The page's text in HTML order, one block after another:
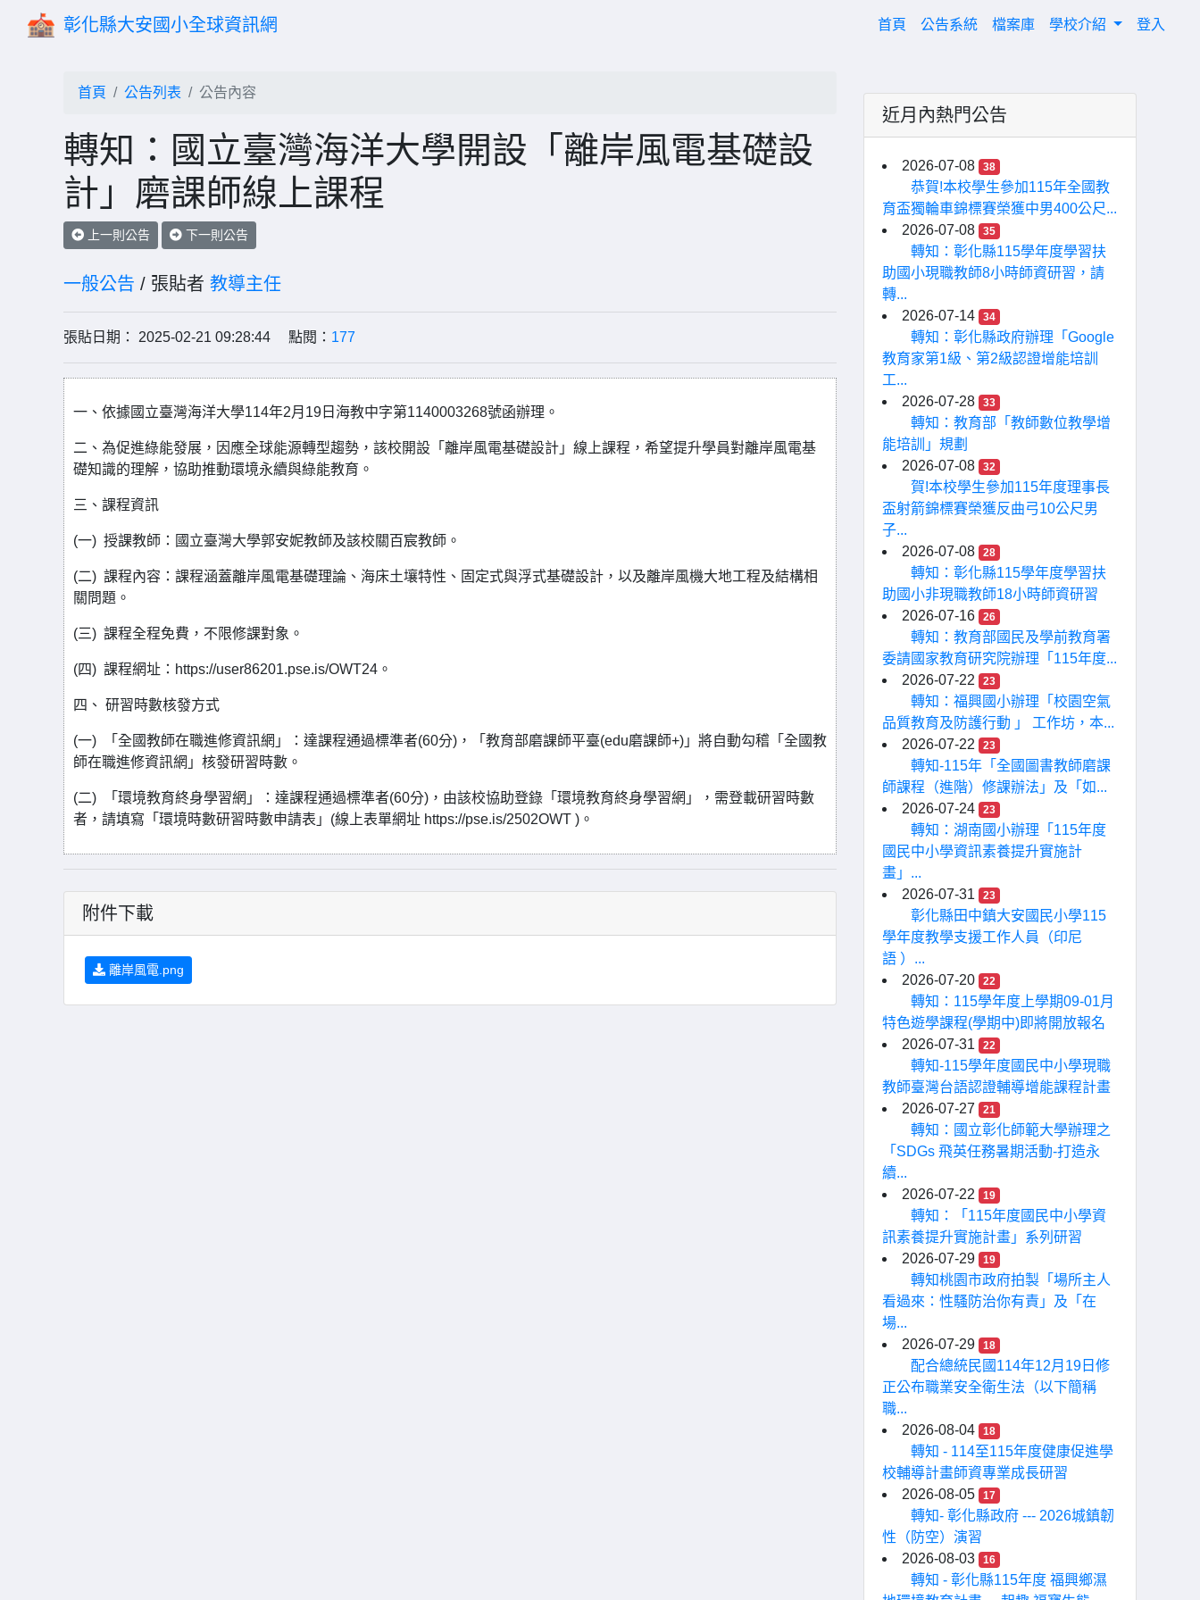
彰化縣大安國小全球資訊網 首頁 (current)
公告系統 檔案庫 學校介紹 登入
首頁 公告列表 公告內容
轉知：國立臺灣海洋大學開設「離岸風電基礎設
計」磨課師線上課程
上一則公告 下一則公告
一般公告 / 張貼者 教導主任
張貼日期： 2025-02-21 09:28:44 點閱： 177
一、依據國立臺灣海洋大學114年2月19日海教中字第1140003268號函辦理。
二、為促進綠能發展，因應全球能源轉型趨勢，該校開設「離岸風電基礎設計」線上課程，希望提升學員對離岸風電基
礎知識的理解，協助推動環境永續與綠能教育。
三、課程資訊
(一) 授課教師：國立臺灣大學郭安妮教師及該校關百宸教師。
(二) 課程內容：課程涵蓋離岸風電基礎理論、海床土壤特性、固定式與浮式基礎設計，以及離岸風機大地工程及結構相
關問題。
(三) 課程全程免費，不限修課對象。
(四) 課程網址：https://user86201.pse.is/OWT24。
四、 研習時數核發方式
(一) 「全國教師在職進修資訊網」：達課程通過標準者(60分)，「教育部磨課師平臺(edu磨課師+)」將自動勾稽「全國教
師在職進修資訊網」核發研習時數。
(二) 「環境教育終身學習網」：達課程通過標準者(60分)，由該校協助登錄「環境教育終身學習網」，需登載研習時數
者，請填寫「環境時數研習時數申請表」(線上表單網址 https://pse.is/2502OWT )。
附件下載
離岸風電.png
近月內熱門公告
2026-07-08 38
恭賀!本校學生參加115年全國教
育盃獨輪車錦標賽榮獲中男400公尺...
2026-07-08
35
轉知：彰化縣115學年度學習扶
助國小現職教師8小時師資研習，請
轉...
2026-07-14
34
轉知：彰化縣政府辦理「Google
教育家第1級、第2級認證增能培訓
工...
2026-07-28
33
轉知：教育部「教師數位教學增
能培訓」規劃
2026-07-08
32
賀!本校學生參加115年度理事長
盃射箭錦標賽榮獲反曲弓10公尺男
子...
2026-07-08
28
轉知：彰化縣115學年度學習扶
助國小非現職教師18小時師資研習
2026-07-16
26
轉知：教育部國民及學前教育署
委請國家教育研究院辦理「115年度...
2026-07-22
23
轉知：福興國小辦理「校園空氣
品質教育及防護行動 」 工作坊，本...
2026-07-22
23
轉知-115年「全國圖書教師磨課
師課程（進階）修課辦法」及「如...
2026-07-24
23
轉知：湖南國小辦理「115年度
國民中小學資訊素養提升實施計
畫」...
2026-07-31
23
彰化縣田中鎮大安國民小學115
學年度教學支援工作人員（印尼
語 ）...
2026-07-20
22
轉知：115學年度上學期09-01月
特色遊學課程(學期中)即將開放報名
2026-07-31
22
轉知-115學年度國民中小學現職
教師臺灣台語認證輔導增能課程計畫
2026-07-27
21
轉知：國立彰化師範大學辦理之
「SDGs 飛英任務暑期活動-打造永
續...
2026-07-22
19
轉知：「115年度國民中小學資
訊素養提升實施計畫」系列研習
2026-07-29
19
轉知桃園市政府拍製「場所主人
看過來：性騷防治你有責」及「在
場...
2026-07-29
18
配合總統民國114年12月19日修
正公布職業安全衛生法（以下簡稱
職...
2026-08-04
18
轉知 - 114至115年度健康促進學
校輔導計畫師資專業成長研習
2026-08-05
17
轉知- 彰化縣政府 --- 2026城鎮韌
性（防空）演習
2026-08-03
16
轉知 - 彰化縣115年度 福興鄉濕